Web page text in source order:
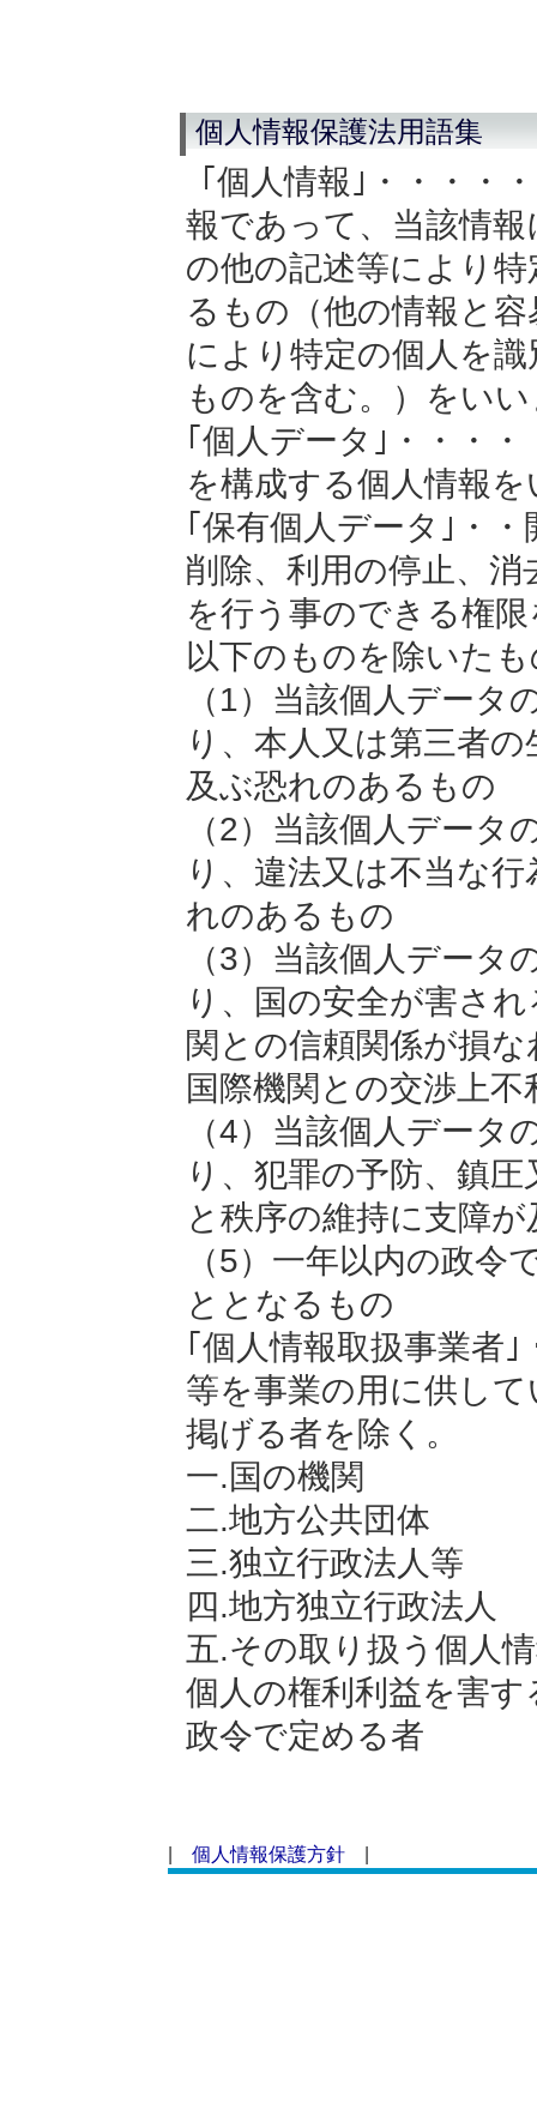
個人情報保護法用語集
｢個人情報｣・・・・
報であって、当該情
の他の記述等により
るもの（他の情報と
により特定の個人を
ものを含む。）をい
｢個人データ｣・・・
を構成する個人情報
｢保有個人データ｣・
削除、利用の停止、
を行う事のできる権
以下のものを除いた
（1）当該個人デー
り、本人又は第三者
及ぶ恐れのあるもの
（2）当該個人デー
り、違法又は不当な
れのあるもの
（3）当該個人デー
り、国の安全が害さ
関との信頼関係が損
国際機関との交渉上
（4）当該個人デー
り、犯罪の予防、鎮
と秩序の維持に支障
（5）一年以内の政令
ととなるもの
｢個人情報取扱事業者
等を事業の用に供し
掲げる者を除く。
一.国の機関
二.地方公共団体
三.独立行政法人等
四.地方独立行政法人
五.その取り扱う個人
個人の権利利益を害
政令で定める者
個人情報保護方針